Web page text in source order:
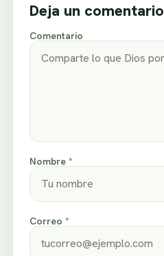
Deja un comentario
Comentario
Nombre *
Correo *